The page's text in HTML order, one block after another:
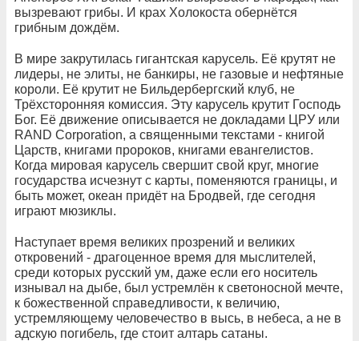
вызревают грибы. И крах Холокоста обернётся
грибным дождём.
В мире закрутилась гигантская карусель. Её крутят не
лидеры, не элиты, не банкиры, не газовые и нефтяные
короли. Её крутит не Бильдербергский клуб, не
Трёхсторонняя комиссия. Эту карусель крутит Господь
Бог. Её движение описывается не докладами ЦРУ или
RAND Corporation, а священными текстами - книгой
Царств, книгами пророков, книгами евангелистов.
Когда мировая карусель свершит свой круг, многие
государства исчезнут с карты, поменяются границы, и
быть может, океан придёт на Бродвей, где сегодня
играют мюзиклы.
Наступает время великих прозрений и великих
откровений - драгоценное время для мыслителей,
среди которых русский ум, даже если его носитель
изнывал на дыбе, был устремлён к светоносной мечте,
к божественной справедливости, к величию,
устремляющему человечество в высь, в небеса, а не в
адскую погибель, где стоит алтарь сатаны.